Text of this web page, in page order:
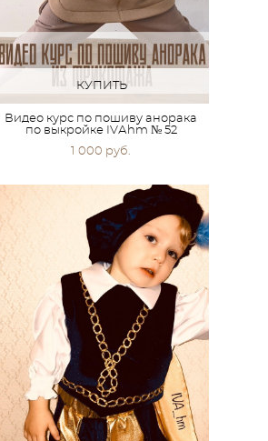
КУПИТЬ
Видео курс по пошиву анорака
по выкройке IVАhm № 52
1 000 pуб.